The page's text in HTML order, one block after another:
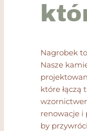
Nagrobek
Nasze
które łączą
renowacje i
by